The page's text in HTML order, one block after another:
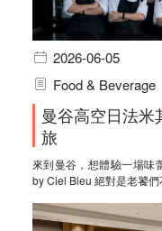
2026-06-05
Food & Beverage
曼谷高空日法米
旅
來到曼谷，想體驗一場味
by Ciel Bleu 絕對是老饕們